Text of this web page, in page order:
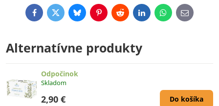
FacebookTwitterBlueskyPinterestRedditLinkedInWhatsApp
E-
mail
Alternatívne produkty
Odpočinok
Skladom
2,90 € Do košíka